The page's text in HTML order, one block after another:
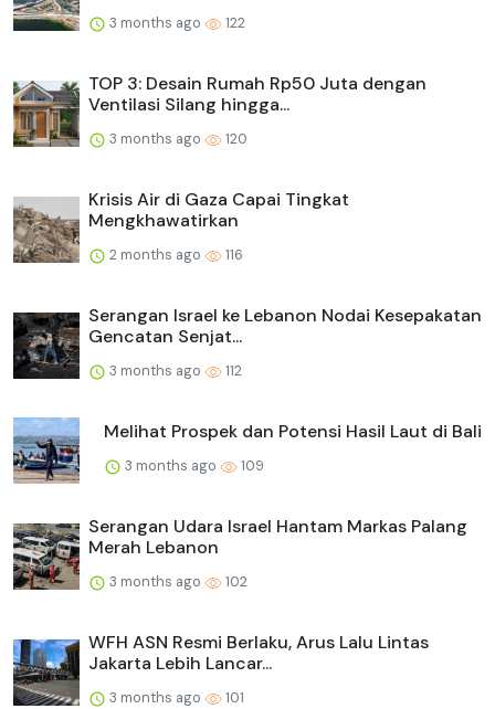
3 months ago 122
TOP 3: Desain Rumah Rp50 Juta dengan
Ventilasi Silang hingga...
3 months ago 120
Krisis Air di Gaza Capai Tingkat
Mengkhawatirkan
2 months ago 116
Serangan Israel ke Lebanon Nodai Kesepakatan
Gencatan Senjat...
3 months ago 112
Melihat Prospek dan Potensi Hasil Laut di Bali
3 months ago 109
Serangan Udara Israel Hantam Markas Palang
Merah Lebanon
3 months ago 102
WFH ASN Resmi Berlaku, Arus Lalu Lintas
Jakarta Lebih Lancar...
3 months ago 101